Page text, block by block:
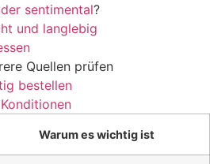
sentimental?
und langlebig
Quellen prüfen
bestellen
Warum es wichtig ist